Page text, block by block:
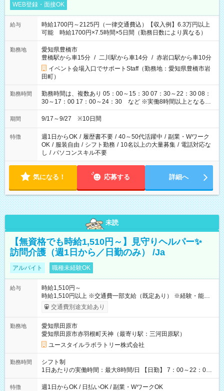
WEB登録・面接OK
給与
時給1700円～2125円（一律交通費込）【収入例】6.3万円以上
可能 時給1700円×7.5時間×5日間（勤務日数により異なる）
勤務地
愛知県豊橋市
豊橋駅から車15分 / 二川駅から車14分 / 赤岩口駅から車10分
イベント会場入口でサポートStaff（勤務地：愛知県豊橋市岩
田町）
勤務時間
勤務時間は、複数あり 05：00～15：30 07：30～22：30 08：
30～17：00 17：00～24：30 など ※実働8時間以上となる勤
務もあります。 【休憩】60分+他休憩あり 交替で取得します。
安全面に配慮しこまめな休憩があります。
期間 9/17～9/27 ※10日間
特徴 週1日からOK / 履歴書不要 / 40～50代活躍中 / 副業・Wワーク
OK / 服装自由 / シフト勤務 / 10名以上の大量募集 / 電話対応な
し / パソコンスキル不要
気になる！ 応募する 詳細へ
未読
【無資格でも時給1,510円～】見守りヘルパー✨
訪問介護（週1日から／日勤のみ） /Ja
アルバイト 職種未経験OK
給与
時給1,510円～
時給1,510円以上 ※交通費一部支給（既定あり） ※経験・能力を
考慮して決定します 【収入例】 週1回勤務の場合：1,510円×8時
間×4回=4万8,320円 週3回勤務の場合：1,510円×8時間×12回
1,600円 【試用期間】試用期間あり 試用期間の長さ：2ヶ月
※ 雇用形態と給与に、本採用時と異なる部分があります。 雇用
形態：本採用時と同じです。 給与：時給 1,140円以上
交通費別途支給あり
勤務地
愛知県田原市
愛知県田原市赤羽根町天神（最寄り駅：三河田原駅）
ユースタイルラボラトリー株式会社
勤務時間
シフト制
1日あたりの実働時間：最大8時間/日 【日勤】 7：00～22：00
の間で8時間勤務（休憩時間は法定通り） ※週1日～OK ／ 夜勤
なし ＊＊ 勤務時間例 ＊＊ ■8時から17時 ■9時から18時 ■10
特徴 週1日からOK / 日払いOK / 副業・WワークOK